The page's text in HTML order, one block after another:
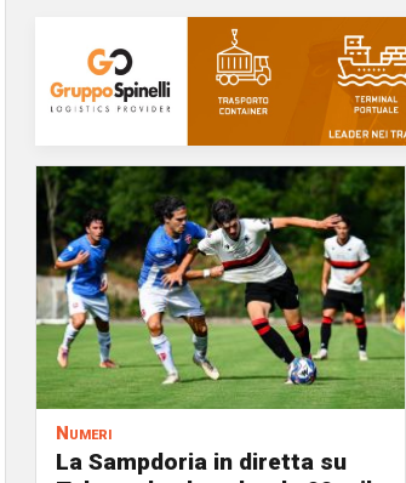
Numeri
La Sampdoria in diretta su